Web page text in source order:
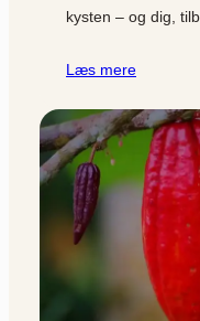
kysten – og dig,
Læs mere